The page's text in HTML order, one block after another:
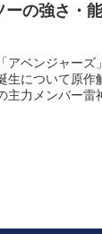
ーの強さ・
ベンジャーズ
生について原作
主力メンバー雷